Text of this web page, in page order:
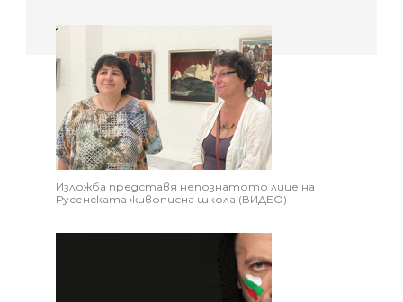
Изложба представя непознатото лице на
Русенската живописна школа (ВИДЕО)